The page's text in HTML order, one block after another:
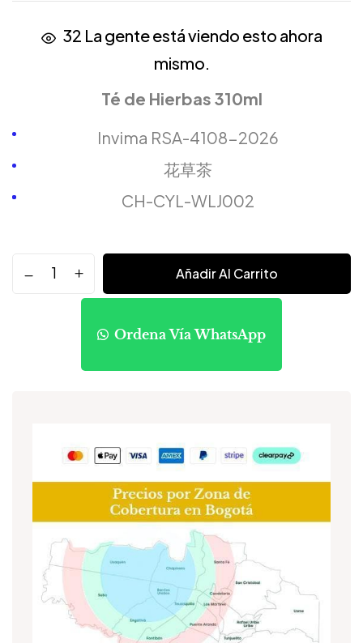
32 La gente está viendo esto ahora
mismo.
Té de Hierbas 310ml
Invima RSA-4108-2026
花草茶
CH-CYL-WLJ002
Añadir Al Carrito
Ordena Vía WhatsApp